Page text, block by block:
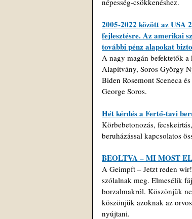
2005-2022 között az
fejlesztésre. Az amerikai
további pénz alapokat
A nagy magán befektetők
Alapítvány, Soros György
Biden Rosemont Sceneca
George Soros.
Hét kérdés a Fertő-tavi
Körbebetonozás,
beruházással kapcsolatos
BEOLTVA – MI MOST
A Geimpft – Jetzt reden
szólalnak meg. Elmesélik
borzalmakról. Köszönjük
köszönjük azoknak az
nyújtani.